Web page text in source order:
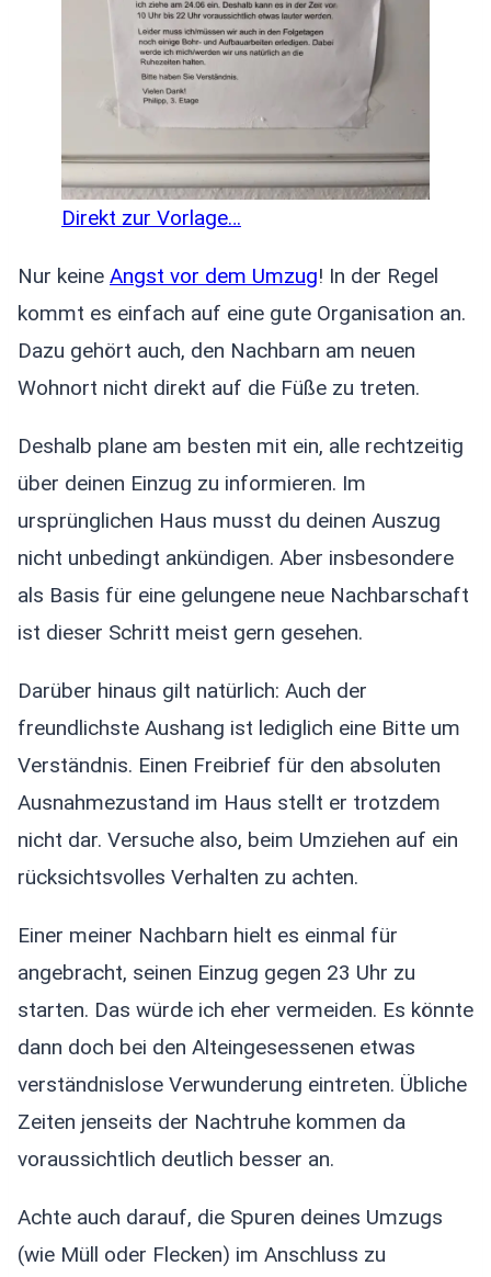
Direkt zur Vorlage…
Nur keine Angst vor dem Umzug! In der Regel
kommt es einfach auf eine gute Organisation an.
Dazu gehört auch, den Nachbarn am neuen
Wohnort nicht direkt auf die Füße zu treten.
Deshalb plane am besten mit ein, alle rechtzeitig
über deinen Einzug zu informieren. Im
ursprünglichen Haus musst du deinen Auszug
nicht unbedingt ankündigen. Aber insbesondere
als Basis für eine gelungene neue Nachbarschaft
ist dieser Schritt meist gern gesehen.
Darüber hinaus gilt natürlich: Auch der
freundlichste Aushang ist lediglich eine Bitte um
Verständnis. Einen Freibrief für den absoluten
Ausnahmezustand im Haus stellt er trotzdem
nicht dar. Versuche also, beim Umziehen auf ein
rücksichtsvolles Verhalten zu achten.
Einer meiner Nachbarn hielt es einmal für
angebracht, seinen Einzug gegen 23 Uhr zu
starten. Das würde ich eher vermeiden. Es könnte
dann doch bei den Alteingesessenen etwas
verständnislose Verwunderung eintreten. Übliche
Zeiten jenseits der Nachtruhe kommen da
voraussichtlich deutlich besser an.
Achte auch darauf, die Spuren deines Umzugs
(wie Müll oder Flecken) im Anschluss zu